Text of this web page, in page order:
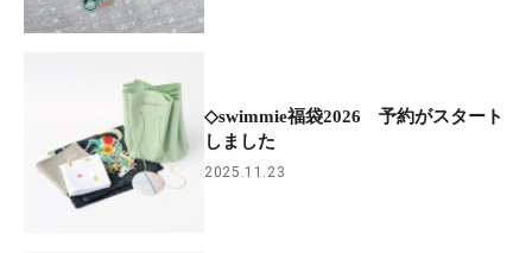
◇swimmie福袋2026 予約がスタート
しました
2025.11.23